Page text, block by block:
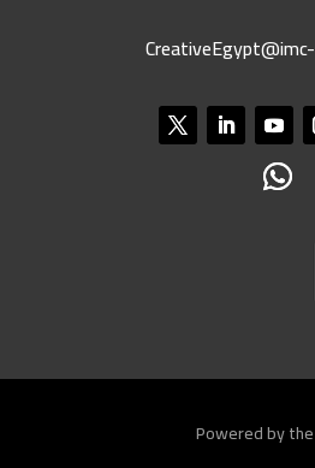
Powered by the